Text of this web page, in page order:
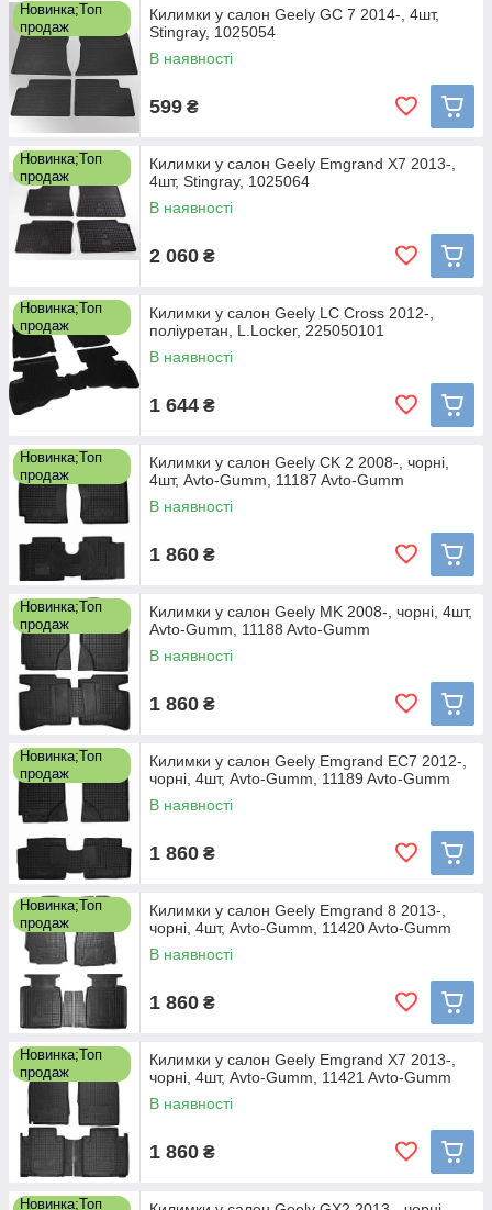
Новинка;Топ
продаж
Килимки у салон Geely GC 7 2014-, 4шт,
Stingray, 1025054
В наявності
599 ₴
Новинка;Топ
продаж
Килимки у салон Geely Emgrand X7 2013-,
4шт, Stingray, 1025064
В наявності
2 060 ₴
Новинка;Топ
продаж
Килимки у салон Geely LC Cross 2012-,
поліуретан, L.Locker, 225050101
В наявності
1 644 ₴
Новинка;Топ
продаж
Килимки у салон Geely CK 2 2008-, чорні,
4шт, Avto-Gumm, 11187 Avto-Gumm
В наявності
1 860 ₴
Новинка;Топ
продаж
Килимки у салон Geely MK 2008-, чорні, 4шт,
Avto-Gumm, 11188 Avto-Gumm
В наявності
1 860 ₴
Новинка;Топ
продаж
Килимки у салон Geely Emgrand EC7 2012-,
чорні, 4шт, Avto-Gumm, 11189 Avto-Gumm
В наявності
1 860 ₴
Новинка;Топ
продаж
Килимки у салон Geely Emgrand 8 2013-,
чорні, 4шт, Avto-Gumm, 11420 Avto-Gumm
В наявності
1 860 ₴
Новинка;Топ
продаж
Килимки у салон Geely Emgrand X7 2013-,
чорні, 4шт, Avto-Gumm, 11421 Avto-Gumm
В наявності
1 860 ₴
Новинка;Топ